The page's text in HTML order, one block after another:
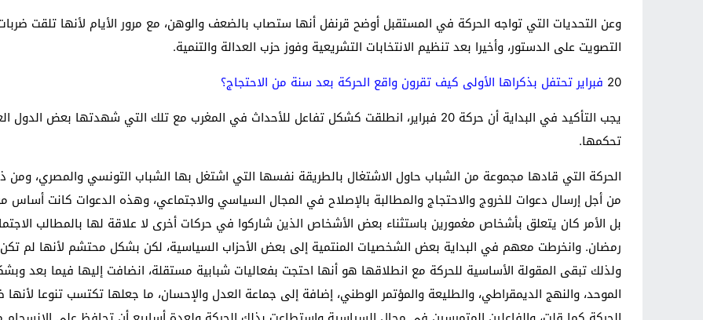
التصويت على الدستور، وأخيرا بعد تنظيم الانتخابات التشريعية وفوز حزب العدالة والتنمية.
20 فبراير تحتفل بذكراها الأولى كيف تقرون واقع الحركة بعد سنة من الاحتجاج؟
يجب التأكيد في البداية أن حركة 20 فبراير، انطلقت كشكل تفاعل للأحداث في المغرب مع تلك التي
تحكمها.
الحركة التي قادها مجموعة من الشباب حاول الاشتغال بالطريقة نفسها التي اشتغل بها الشباب التونسي والمصري، ومن
من أجل إرسال دعوات للخروج والاحتجاج والمطالبة بالإصلاح في المجال السياسي والاجتماعي، وهذه الدعوات كانت
بل الأمر كان يتعلق بأشخاص مغمورين باستثناء بعض الأشخاص الذين شاركوا في حركات أخرى لا علاقة لها بالمطالب
رمضان. وانخرطت معهم في البداية بعض الشخصيات المنتمية إلى بعض الأحزاب السياسية، لكن بشكل محتشم لأنها لم
ولذلك تبقى المقولة الأساسية للحركة مع انطلاقها هو أنها احتجت بفعاليات شبابية مستقلة، انضافت إليها فيما بعد
الموحد، والنهج الديمقراطي، والطليعة والمؤتمر الوطني، إضافة إلى جماعة العدل والإحسان، ما جعلها تكتسب تنوعا